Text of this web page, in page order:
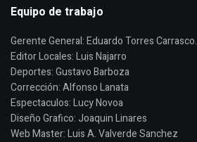
Equipo de trabajo
Gerente General: Eduardo Torres Carrasco.
Editor Locales: Luis Najarro
Deportes: Gustavo Barboza
Corrección: Alfonso Lanata
Espectaculos: Lucy Novoa
Diseño Grafico: Joaquin Linares
Web Master: Luis A. Valverde Sanchez